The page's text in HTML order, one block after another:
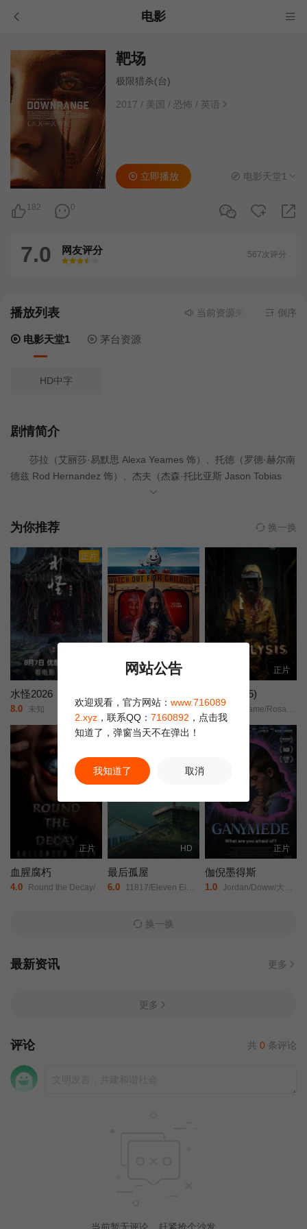
电影
靶场
极限猎杀(台)
2017 / 美国 / 恐怖 / 英语
182 0
立即播放 电影天堂1
7.0 网友评分
很差
较差还行推荐力荐
567次评分
播放列表 当前资源来源 电影天堂1-
倒序
电影天堂1 茅台资源
HD中字
剧情简介
莎拉（艾丽莎·易默思 Alexa Yeames 饰）、托德（罗德·赫尔南
德兹 Rod Hernandez 饰）、杰夫（杰森·托比亚斯 Jason Tobias
饰）、艾瑞克（安东尼·科洛 Anthony Kirlew 饰）、凯伦（斯蒂芬妮
饰）等六名大学生利用假期驱车游玩，途中他们的汽车爆胎。不巧
自己动手修理汽车。身处荒郊野外，年轻人们只能耐心等待旅途的
再度开启。谁知就在这时候，其中两人被不知来自何方的子弹射
中，相继惨死在烈日之下。恐慌迅速弥漫，而无情的子弹则接二连
三射向他们。 不知何时，他们已经闯入无情杀手的狩猎场，成
为逃生希望渺茫的猎物……
为你推荐 换一换
正片
水怪2026
8.0 未知
TC中字
7.0 伊莱·罗斯/本·戴维斯/瑞恩·艾伦/
正片
麻痹 (2025)
1.0 Raf/Adame/Rosalinda/Aguilar/Tony/K/Nine/Bentajado/Mark/Bracich/Jeremiah/Brannan/Amber/Brennan/Brook/Brennan/Tayeshon/Brooks/迈克尔·科彭/
正片
血腥腐朽
4.0 Round the Decay/
正片
HD
最后孤屋
6.0 11817/Eleven Eight One Seven/
正片
伽倪墨得斯
1.0 Jordan/Doww/大卫·科恩查内/
换一换
最新资讯 更多
更多
评论 共 0 条评论
当前暂无评论，赶紧抢个沙发
网站公告
欢迎观看，官方网站： www.716089
2.xyz ，联系QQ： 7160892 ，点击我
知道了，弹窗当天不在弹出！
我知道了 取消